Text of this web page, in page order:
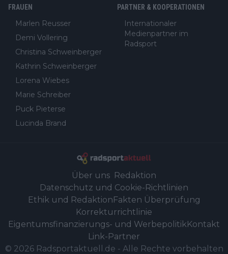
FRAUEN
Marlen Reusser
Demi Vollering
Christina Schweinberger
Kathrin Schweinberger
Lorena Wiebes
Marie Schreiber
Puck Pieterse
Lucinda Brand
PARTNER & KOOPERATIONEN
Internationaler
Medienpartner im
Radsport
Über uns Redaktion
Datenschutz und Cookie-Richtlinien
Ethik und RedaktionFakten Überprüfung
Korrekturrichtlinie
Eigentumsfinanzierungs- und WerbepolitikKontakt
Link-Partner
© 2026 Radsportaktuell.de - Alle Rechte vorbehalten